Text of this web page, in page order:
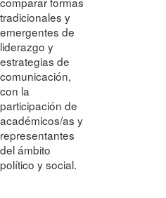
tradicionales y
emergentes de
liderazgo y
estrategias de
comunicación,
con la
participación de
académicos/as y
representantes
del ámbito
político y social.